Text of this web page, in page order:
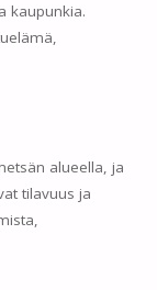
kaupunkia.
alueella, ja
tilavuus ja